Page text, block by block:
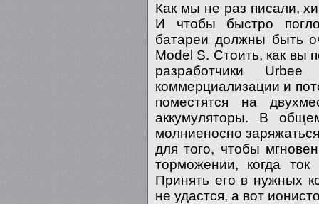
Как мы не раз писали,
И чтобы быстро
батареи должны быть
Model S. Стоить, как вы
разработчики
коммерциализации и
поместятся на
аккумуляторы. В
молниеносно
для того, чтобы
торможении, когда
Принять его в нужных
не удастся, а вот